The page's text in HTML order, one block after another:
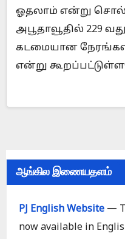
ஓதலாம் என்று
அபூதாவூதில் 229
கடமையான
என்று
ஆங்கில இணையதளம்
PJ English Website —
now available in